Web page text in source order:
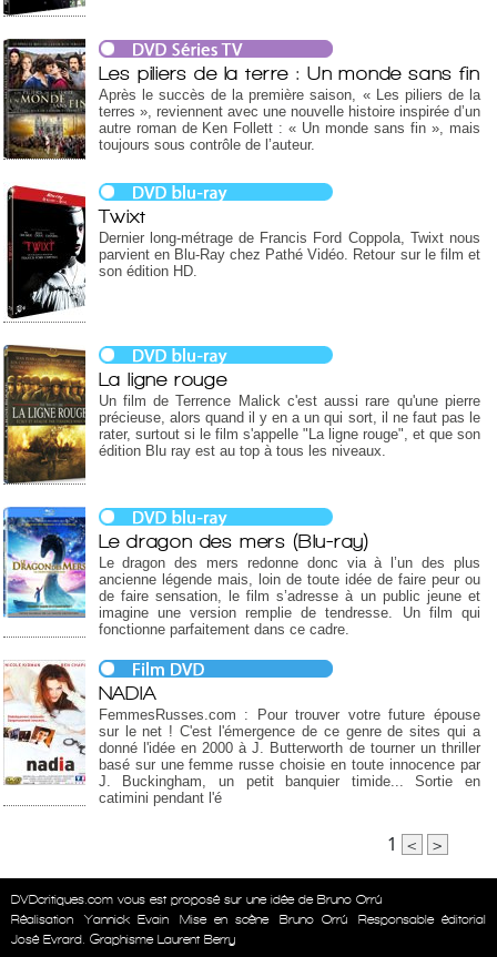
Les piliers de la terre : Un monde sans fin
Après le succès de la première saison, « Les piliers de la
terres », reviennent avec une nouvelle histoire inspirée d’un
autre roman de Ken Follett : « Un monde sans fin », mais
toujours sous contrôle de l’auteur.
Twixt
Dernier long-métrage de Francis Ford Coppola, Twixt nous
parvient en Blu-Ray chez Pathé Vidéo. Retour sur le film et
son édition HD.
La ligne rouge
Un film de Terrence Malick c'est aussi rare qu'une pierre
précieuse, alors quand il y en a un qui sort, il ne faut pas le
rater, surtout si le film s'appelle "La ligne rouge", et que son
édition Blu ray est au top à tous les niveaux.
Le dragon des mers (Blu-ray)
Le dragon des mers redonne donc via à l’un des plus
ancienne légende mais, loin de toute idée de faire peur ou
de faire sensation, le film s’adresse à un public jeune et
imagine une version remplie de tendresse. Un film qui
fonctionne parfaitement dans ce cadre.
NADIA
FemmesRusses.com : Pour trouver votre future épouse
sur le net ! C'est l'émergence de ce genre de sites qui a
donné l'idée en 2000 à J. Butterworth de tourner un thriller
basé sur une femme russe choisie en toute innocence par
J. Buckingham, un petit banquier timide... Sortie en
catimini pendant l'é
1 < >
DVDcritiques.com vous est proposé sur une idée de Bruno Orrú
Réalisation
Yannick Evain Mise en scène Bruno Orrú
Responsable éditorial
José Evrard. Graphisme Laurent Berry